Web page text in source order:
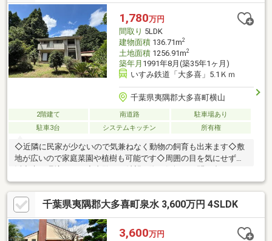
1,780万円
間取り 5LDK
建物面積136.71m2
土地面積1256.91m2
築年月 1991年8月(築35年1ヶ月)
いすみ鉄道「大多喜」5.1Ｋｍ
千葉県夷隅郡大多喜町横山
2階建て 南道路
駐車場あり
駐車3台
システムキッチン 所有権
◇近隣に民家が少ないので気兼ねなく動物の飼育も出来ます◇敷
地が広いので家庭菜園や植樹も可能です◇周囲の目を気にせず生
ださい。
千葉県夷隅郡大多喜町泉水 3,600万円 4SLDK
3,600万円